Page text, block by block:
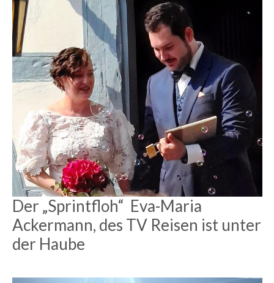
Der „Sprintfloh“ Eva-Maria
Ackermann, des TV Reisen ist unter
der Haube